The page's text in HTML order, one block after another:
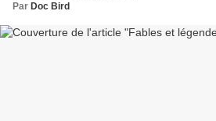
Par Doc Bird